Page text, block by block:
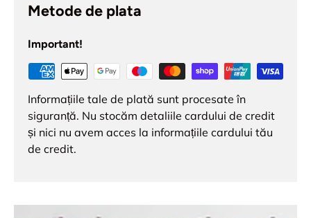
Metode de plata
Important!
Informațiile tale de plată sunt procesate în
siguranță. Nu stocăm detaliile cardului de credit
și nici nu avem acces la informațiile cardului tău
de credit.